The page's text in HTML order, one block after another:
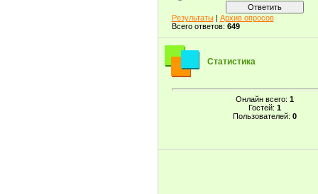
Результаты| Архив опросов
Всего ответов: 649
Статистика
Онлайн всего: 1
Гостей: 1
Пользователей: 0